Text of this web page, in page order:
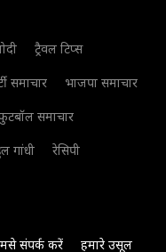
ट्रैवल टिप्स
समाचार
भाजपा समाचार
समाचार
गांधी
रेसिपी
संपर्क करें हमारे उसूल